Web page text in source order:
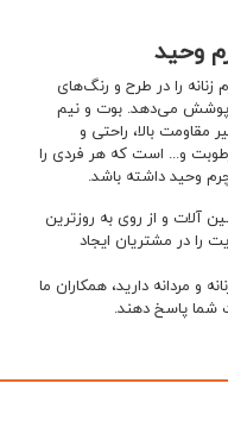
وحید
را در طرح و رنگ‌های
پوشش می‌دهد. بوت و نیم
مقاومت بالا، راحتی و
و...‌ است که هر فردی را
وحید داشته باشد.
آلات و از روی به روزترین
در مشتریان ایجاد
و مردانه دارید، همکاران ما
شما پاسخ دهند.